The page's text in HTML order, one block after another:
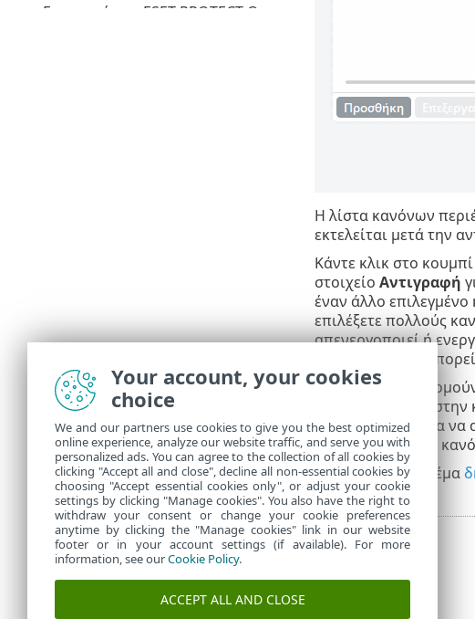
Η λίστα κανόνων
εκτελείται μετά την
Κάντε κλικ στο κουμπί
στοιχείο Αντιγραφή
έναν άλλο
επιλέξετε πολλούς
απενεργοποιεί ή
κανόνα, επειδή
Οι κανόνες
προτεραιότητας
κουμπί βέλους για να
μετακινήσετε τον
Δείτε επίσης το θέμα
Your account, your cookies
choice
We and our partners use cookies to give you the best optimized
online experience, analyze our website traffic, and serve you with
personalized ads. You can agree to the collection of all cookies by
clicking "Accept all and close", decline all non-essential cookies by
choosing "Accept essential cookies only", or adjust your cookie
settings by clicking "Manage cookies". You also have the right to
withdraw your consent or change your cookie preferences
anytime by clicking the "Manage cookies" link in our website
footer or in your account settings (if available). For more
information, see ourCookie Policy.
ACCEPT ALL AND CLOSE